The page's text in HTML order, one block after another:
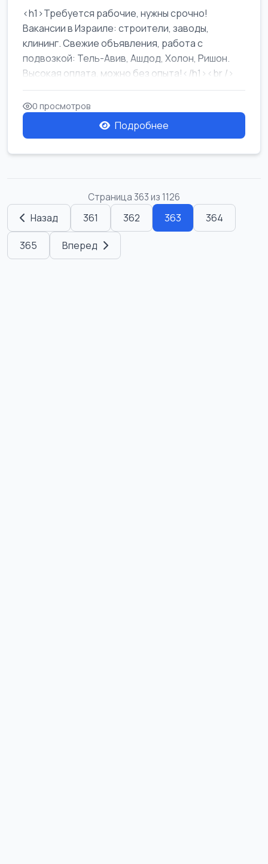
<h1>Требуется рабочие, нужны срочно!
Вакансии в Израиле: строители, заводы,
клининг. Свежие объявления, работа с
подвозкой: Тель-Авив, Ашдод, Холон, Ришон.
Высокая оплата, можно без опыта!</h1><br />
...
0 просмотров
Подробнее
Страница 363 из 1126
Назад 361 362 363 364
365 Вперед